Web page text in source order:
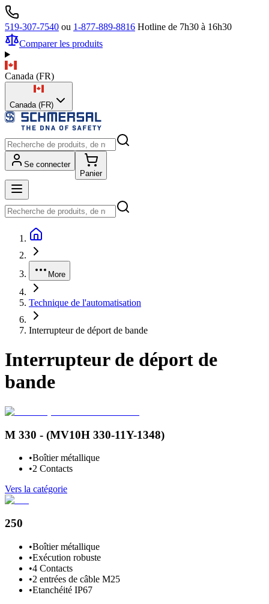
519-307-7540 ou 1-877-889-8816 Hotline de 7h30 à 16h30
Comparer les produits
Canada (FR)
Canada (FR)
Se connecter
Panier
More
Technique de l'automatisation
Interrupteur de déport de bande
Interrupteur de déport de
bande
M 330 - (MV10H 330-11Y-1348)
•Boîtier métallique
•2 Contacts
Vers la catégorie
250
•Boîtier métallique
•Exécution robuste
•4 Contacts
•2 entrées de câble M25
•Etanchéité IP67